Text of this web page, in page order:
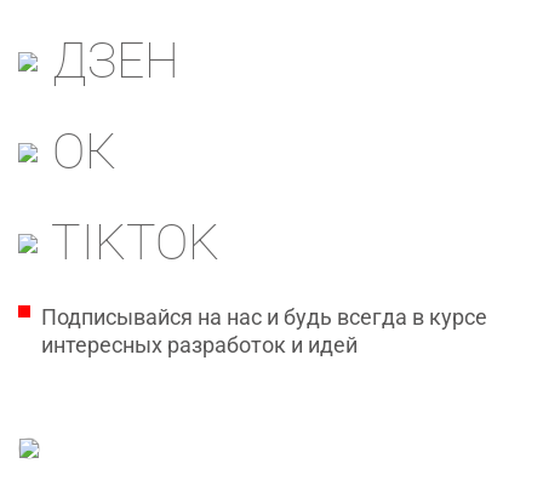
ДЗЕН
ОК
TIKTOK
Подписывайся на нас и будь всегда в курсе
интересных разработок и идей